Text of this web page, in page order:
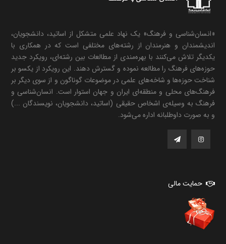
«انسان‌شناسی و فرهنگ» یک نهاد علمی متشکل از اساتید، دانشجویان،
اندیشمندان و هنرمندان از رشته‌های مختلفی است که در همکاری با
یکدیگر تلاش می‌کنند با بهره‌مندی از مطالعات بین رشته‌ای، رویکرد جدید
حوزه‌های فرهنگ را مطالعه نموده و گسترش دهند. این رویکرد از یکسو بر
شناخت حوزه‌ها و شاخه‌های علمی در موضوعات گوناگون و از سوی دیگر بر
فرهنگ‌های محلی و منطقه‌ای ایران و جهان استوار است. انسان‌شناسی و
فرهنگ به وسیله‌ی اشخاص حقیقی (اساتید، دانشجویان، نویسندگان ...)
و به صورت داوطلبانه اداره می‌شود.
حمایت مالی